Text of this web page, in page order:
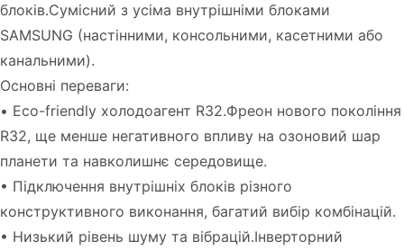
блоків.Сумісний з усіма внутрішніми блоками
SAMSUNG (настінними, консольними, касетними або
канальними).
Основні переваги:
• Eco-friendly холодоагент R32.Фреон нового покоління
R32, ще менше негативного впливу на озоновий шар
планети та навколишнє середовище.
• Підключення внутрішніх блоків різного
конструктивного виконання, багатий вибір комбінацій.
• Низький рівень шуму та вібрацій.Інверторний